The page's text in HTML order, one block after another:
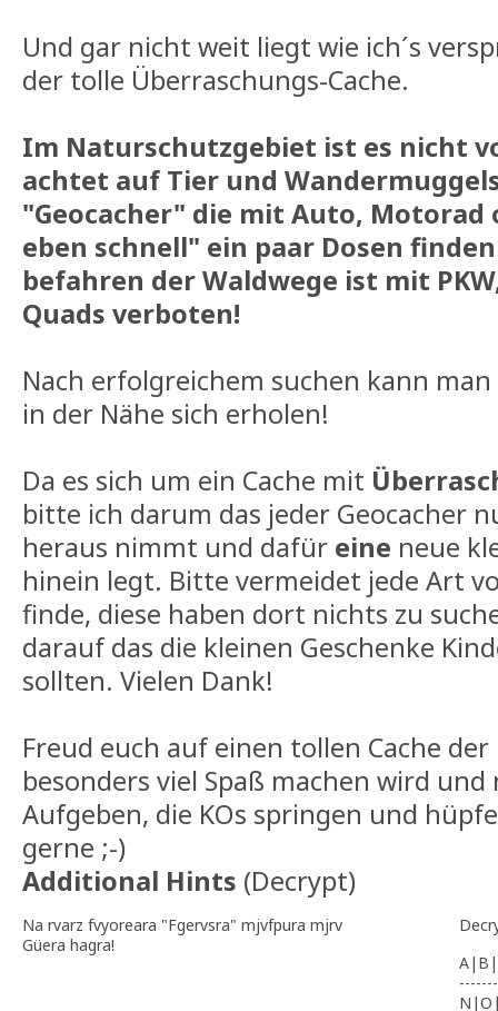
Und gar nicht weit liegt wie ich´s
der tolle Überraschungs-Cache.
Im Naturschutzgebiet ist es nicht
achtet auf Tier und
"Geocacher" die mit Auto, Motorad
eben schnell" ein paar Dosen
befahren der Waldwege ist mit
Quads verboten!
Nach erfolgreichem suchen kann
in der Nähe sich erholen!
Da es sich um ein Cache mit
bitte ich darum das jeder Geocacher
heraus nimmt und dafür eine neue
hinein legt. Bitte vermeidet jede Art
finde, diese haben dort nichts zu
darauf das die kleinen Geschenke
sollten. Vielen Dank!
Freud euch auf einen tollen Cache
besonders viel Spaß machen wird
Aufgeben, die KOs springen und
gerne ;-)
Additional Hints (Decrypt)
Na rvarz fvyoreara "Fgervsra" mjvfpura mjrv
Güera hagra!